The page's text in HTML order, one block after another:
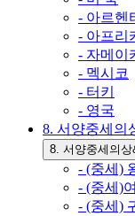
- 아르헨
- 아프리
- 자메이
- 멕시코
- 터키
- 영국
8. 서양중세의
8. 서양중세의
- (중세)
- (중세)
- (중세)